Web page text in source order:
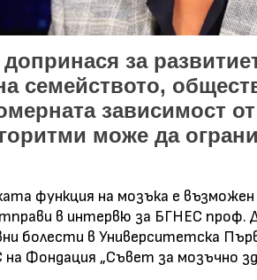
за
семейството,
зависимост
може да
функция на мозъка е
в интервю за БГНЕС проф.
болести в Университетска
на Фондация „Съвет за мозъчно